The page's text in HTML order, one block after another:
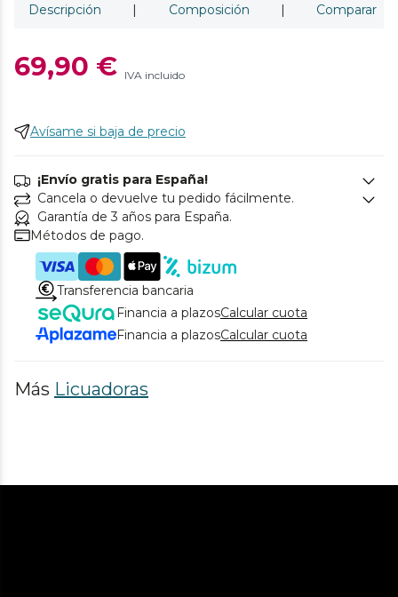
Descripción | Composición | Comparar
69,90 € IVA incluido
Avísame si baja de precio
¡Envío gratis para España!
Cancela o devuelve tu pedido fácilmente.
Garantía de 3 años para España.
Métodos de pago.
Transferencia bancaria
Financia a plazosCalcular cuota
Financia a plazosCalcular cuota
Más Licuadoras